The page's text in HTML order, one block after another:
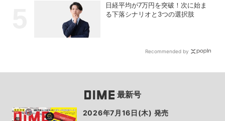
日経平均が7万円を突破！次に始ま
る下落シナリオと3つの選択肢
Recommended by
最新号
2026年7月16日(木) 発売